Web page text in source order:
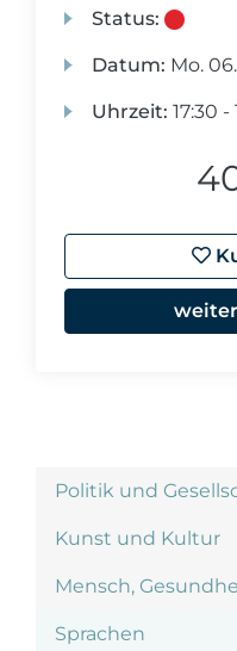
Politik und
Kunst und Kultur
Mensch,
Sprachen
Status:
Datum: Mo.
Uhrzeit: 17:30